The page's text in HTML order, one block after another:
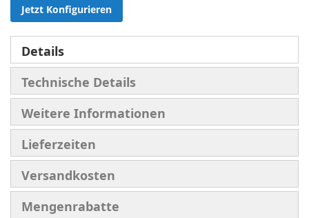
Jetzt Konfigurieren
Details
Technische Details
Weitere Informationen
Lieferzeiten
Versandkosten
Mengenrabatte